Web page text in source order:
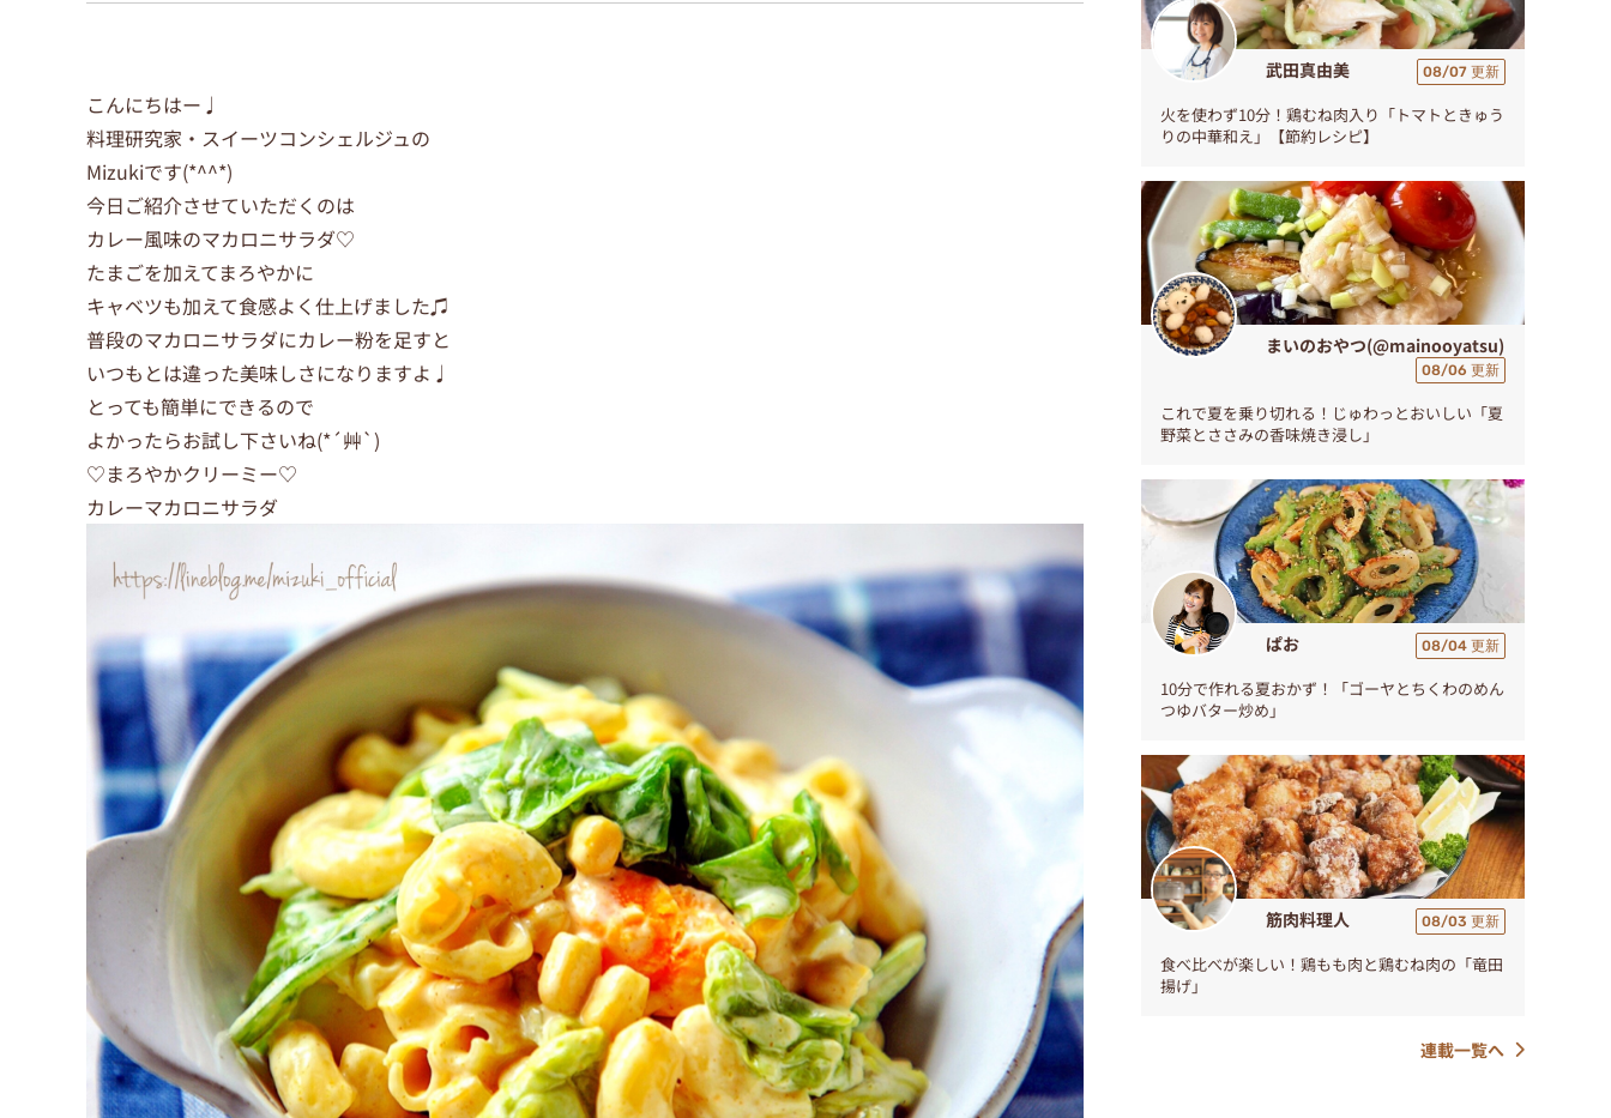
こんにちはー♩
料理研究家・スイーツコンシェルジュの
Mizukiです(*^^*)
今日ご紹介させていただくのは
カレー風味のマカロニサラダ♡
たまごを加えてまろやかに
キャベツも加えて食感よく仕上げました♫
普段のマカロニサラダにカレー粉を足すと
いつもとは違った美味しさになりますよ♩
とっても簡単にできるので
よかったらお試し下さいね(*´艸`)
♡まろやかクリーミー♡
カレーマカロニサラダ
武田真由美 08/07 更新
火を使わず10分！鶏むね肉入り「トマトときゅう
りの中華和え」【節約レシピ】
まいのおやつ(@mainooyatsu)
08/06 更新
これで夏を乗り切れる！じゅわっとおいしい「夏
野菜とささみの香味焼き浸し」
ぱお 08/04 更新
10分で作れる夏おかず！「ゴーヤとちくわのめん
つゆバター炒め」
筋肉料理人 08/03 更新
食べ比べが楽しい！鶏もも肉と鶏むね肉の「竜田
揚げ」
連載一覧へ